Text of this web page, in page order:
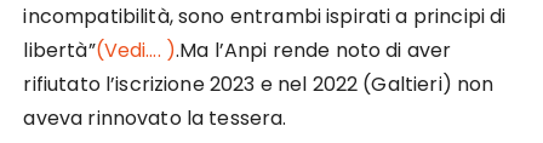
incompatibilità, sono entrambi ispirati a principi di
libertà”(Vedi…. ).Ma l’Anpi rende noto di aver
rifiutato l’iscrizione 2023 e nel 2022 (Galtieri) non
aveva rinnovato la tessera.